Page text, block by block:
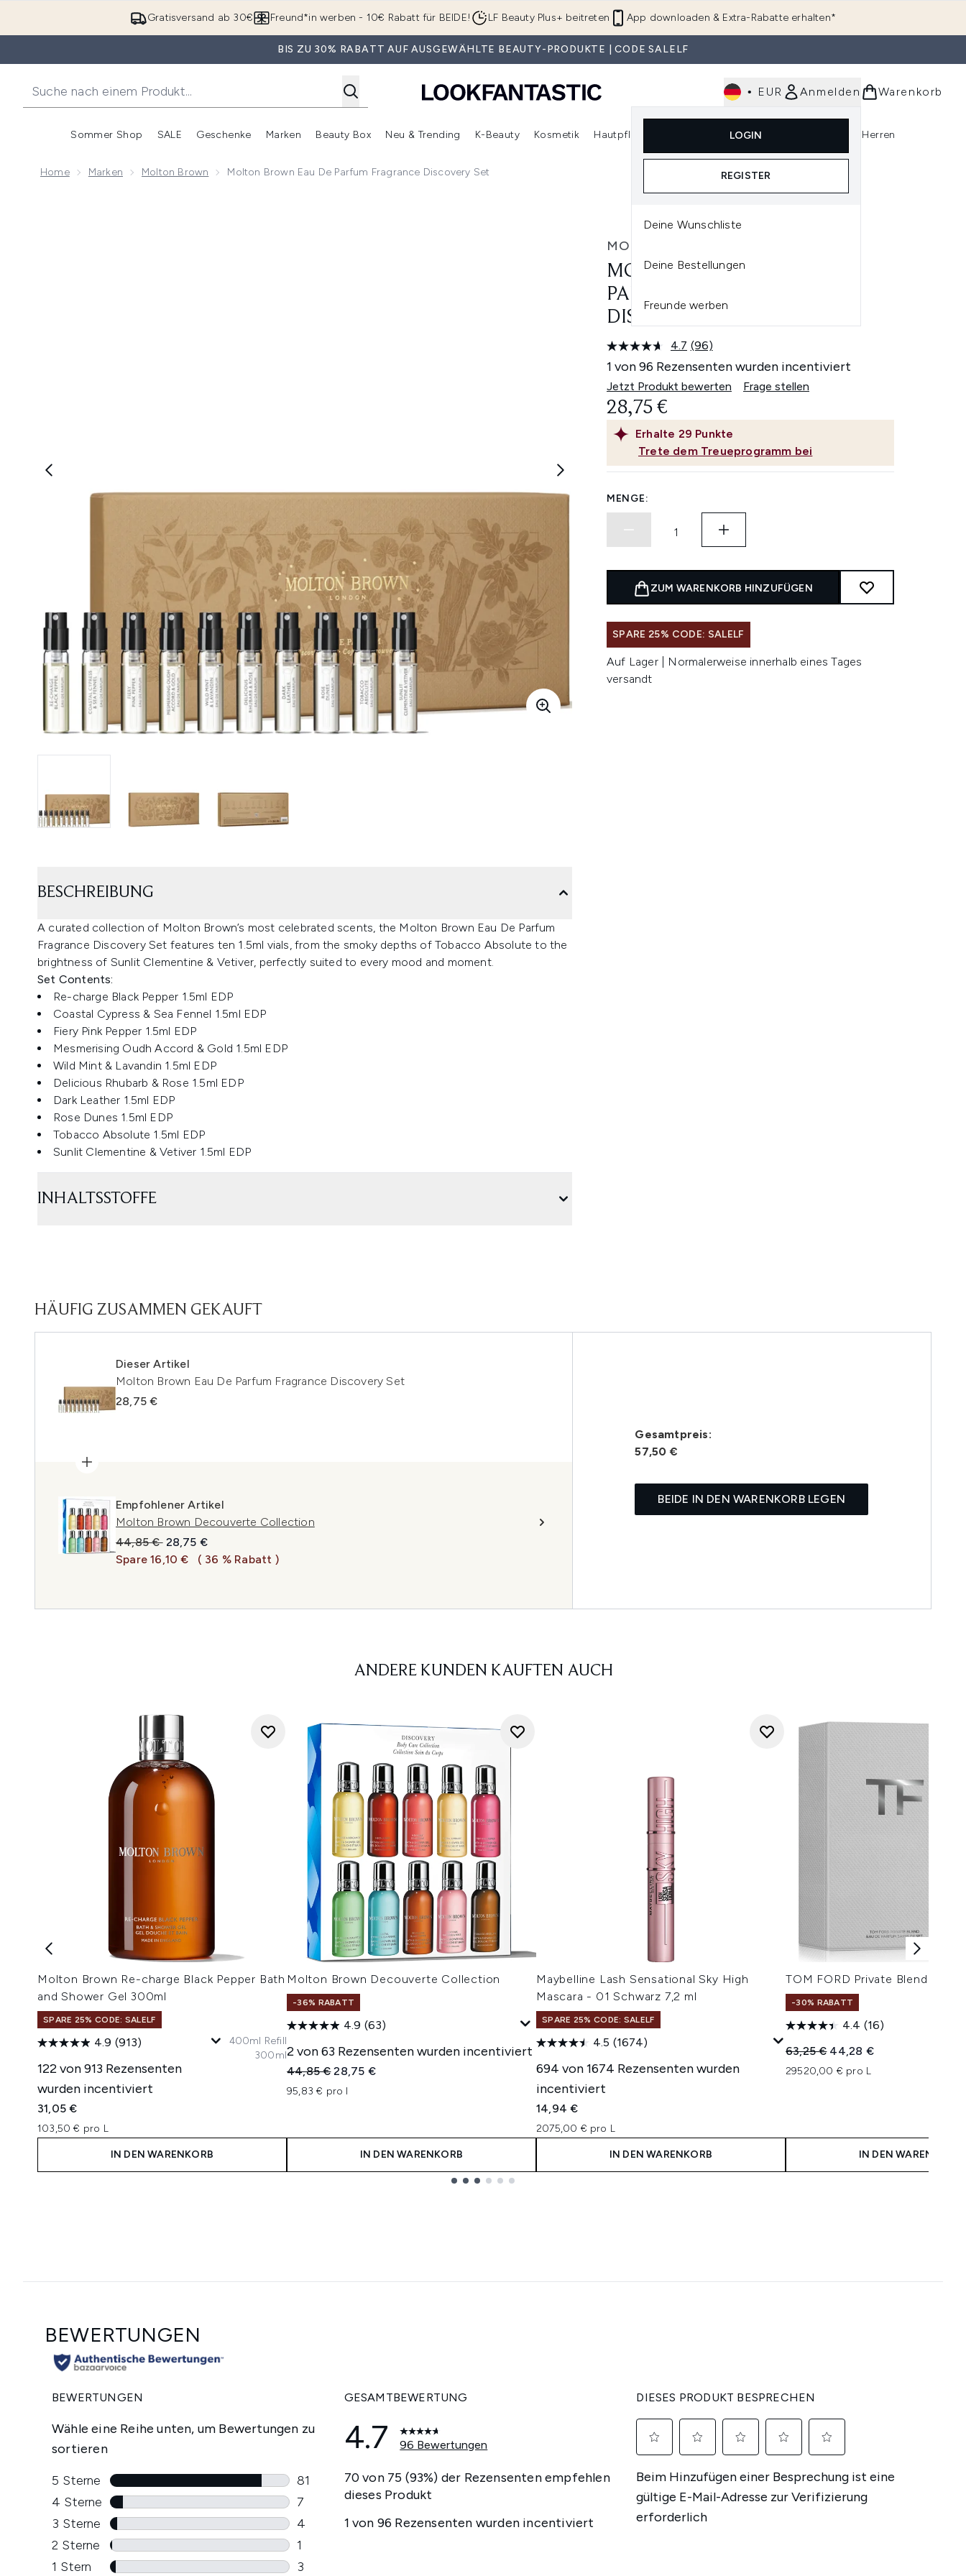
Zum Hauptinhalt springen
Gratisversand ab 30€ App downloaden & Extra-Rabatte erhalten*
Freund*in werben - 10€ Rabatt für BEIDE! LF Beauty Plus+ beitreten
BIS ZU 30% RABATT AUF AUSGEWÄHLTE BEAUTY-PRODUKTE | CODE SALELF
• EUR Anmelden
LOGIN
REGISTER
Deine Wunschliste
Deine Bestellungen
Freunde werben
Warenkorb
Sommer Shop
Untermenü Anmelden (Sommer Shop)
SALE
Untermenü Anmelden (SALE)
Geschenke
Untermenü Anmelden (Geschenke)
Marken
Untermenü Anmelden (Marken)
Beauty Box
Untermenü Anmelden (Beauty Box)
Neu & Trending
Untermenü Anmelden (Neu & Trending)
K-Beauty Kosmetik
Untermenü Anmelden (Kosmetik)
Hautpflege
Untermenü Anmelden (Haarpflege)
Parfum
Untermenü Anmelden (Parfum)
Herren
Home Marken Molton Brown Molton Brown Eau De Parfum Fragrance Discovery Set
MOLTON BROWN
MOLTON BROWN EAU DE
PARFUM FRAGRANCE
DISCOVERY SET
4.7 96
Bewertungen
lesen.
Link
Seite.
(96)
1 von 96 Rezensenten wurden incentiviert
Jetzt Produkt bewerten Frage stellen
Erhalte 29 Punkte
Trete dem Treueprogramm bei
28,75 €
MENGE:
ZUM WARENKORB HINZUFÜGEN
SPARE 25% CODE: SALELF
Auf Lager | Normalerweise innerhalb eines Tages
versandt
BESCHREIBUNG
A curated collection of Molton Brown’s most celebrated scents, the Molton Brown Eau De Parfum
Fragrance Discovery Set features ten 1.5ml vials, from the smoky depths of Tobacco Absolute to the
brightness of Sunlit Clementine & Vetiver, perfectly suited to every mood and moment.
Set Contents:
Re-charge Black Pepper 1.5ml EDP
Coastal Cypress & Sea Fennel 1.5ml EDP
Fiery Pink Pepper 1.5ml EDP
Mesmerising Oudh Accord & Gold 1.5ml EDP
Wild Mint & Lavandin 1.5ml EDP
Delicious Rhubarb & Rose 1.5ml EDP
Dark Leather 1.5ml EDP
Rose Dunes 1.5ml EDP
Tobacco Absolute 1.5ml EDP
Sunlit Clementine & Vetiver 1.5ml EDP
INHALTSSTOFFE
HÄUFIG ZUSAMMEN GEKAUFT
Dieser Artikel
Molton Brown Eau De Parfum Fragrance Discovery Set
28,75 €
Empfohlener Artikel
Molton Brown Decouverte Collection
Unverbindliche Preisempfehlung:
44,85 € Aktueller Preis:
28,75 €
Spare 16,10 €
( 36 % Rabatt )
Gesamtpreis:
57,50 €
BEIDE IN DEN WARENKORB LEGEN
ANDERE KUNDEN KAUFTEN AUCH
Molton Brown Re-charge Black Pepper Bath
and Shower Gel 300ml
SPARE 25% CODE: SALELF
4.9 (913)
122 von 913 Rezensenten
wurden incentiviert
31,05 €
103,50 € pro L
400ml Refill
300ml
IN DEN WARENKORB
Molton Brown Decouverte Collection
-36% RABATT
4.9 (63)
2 von 63 Rezensenten wurden incentiviert
Unverbindliche Preisempfehlung:
44,85 €Aktueller Preis:
28,75 €
95,83 € pro l
IN DEN WARENKORB
Maybelline Lash Sensational Sky High
Mascara - 01 Schwarz 7,2 ml
SPARE 25% CODE: SALELF
4.5 (1674)
694 von 1674 Rezensenten wurden
incentiviert
14,94 €
2075,00 € pro L
IN DEN WARENKORB
TOM FORD Private Blend
-30% RABATT
4.4 (16)
Unverbindliche Preisempfehlung:
63,25 € Aktueller Preis:
44,28 €
29520,00 € pro L
IN DEN WARENKORB